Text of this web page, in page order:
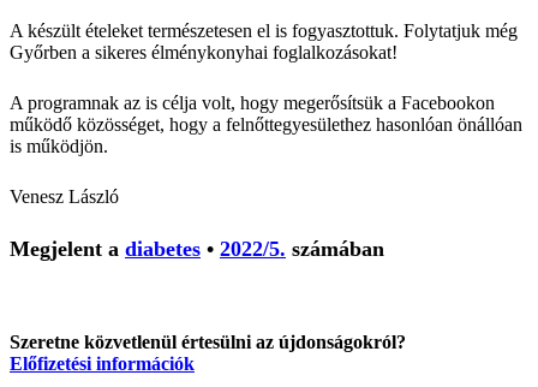
A készült ételeket természetesen el is fogyasztottuk. Folytatjuk még
Győrben a sikeres élménykonyhai foglalkozásokat!
A programnak az is célja volt, hogy megerősítsük a Facebookon
működő közösséget, hogy a felnőttegyesülethez hasonlóan önállóan
is működjön.
Venesz László
Megjelent a diabetes • 2022/5. számában
Szeretne közvetlenül értesülni az újdonságokról?
Előfizetési információk